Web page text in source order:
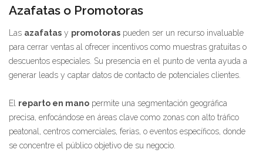
Azafatas o Promotoras
Las azafatas y promotoras pueden ser un recurso invaluable
para cerrar ventas al ofrecer incentivos como muestras gratuitas o
descuentos especiales. Su presencia en el punto de venta ayuda a
generar leads y captar datos de contacto de potenciales clientes.
El reparto en mano permite una segmentación geográfica
precisa, enfocándose en áreas clave como zonas con alto tráfico
peatonal, centros comerciales, ferias, o eventos específicos, donde
se concentre el público objetivo de su negocio.